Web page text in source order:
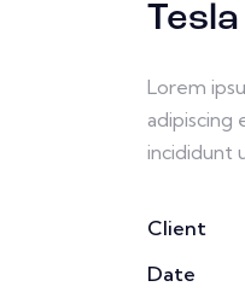
Lorem
adipiscing
incididunt
Client
Date